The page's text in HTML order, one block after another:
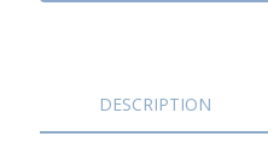
DESCRIPTION